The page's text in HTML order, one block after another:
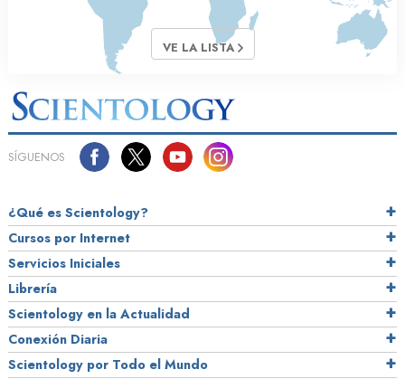
VE LA LISTA
SÍGUENOS
¿Qué es Scientology?
Cursos por Internet
Servicios Iniciales
Librería
Scientology en la Actualidad
Conexión Diaria
Scientology por Todo el Mundo